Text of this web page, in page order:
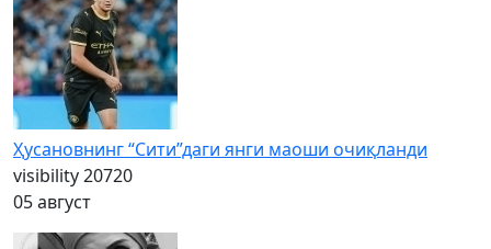
Ҳусановнинг “Сити”даги янги маоши очиқланди
visibility20720
05 август